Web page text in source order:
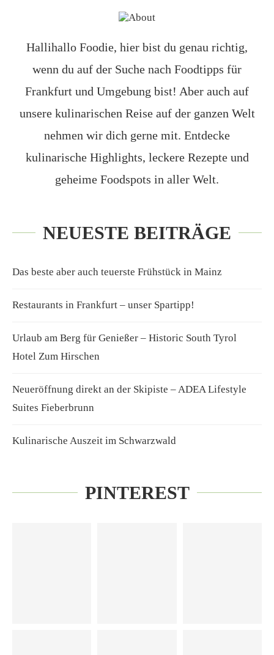
Hallihallo Foodie, hier bist du genau richtig,
wenn du auf der Suche nach Foodtipps für
Frankfurt und Umgebung bist! Aber auch auf
unsere kulinarischen Reise auf der ganzen Welt
nehmen wir dich gerne mit. Entdecke
kulinarische Highlights, leckere Rezepte und
geheime Foodspots in aller Welt.
NEUESTE BEITRÄGE
Das beste aber auch teuerste Frühstück in Mainz
Restaurants in Frankfurt – unser Spartipp!
Urlaub am Berg für Genießer – Historic South Tyrol
Hotel Zum Hirschen
Neueröffnung direkt an der Skipiste – ADEA Lifestyle
Suites Fieberbrunn
Kulinarische Auszeit im Schwarzwald
PINTEREST